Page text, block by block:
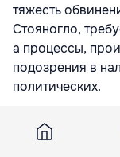
тяжесть
Стояногло,
а процессы,
подозрения в
политических.
качественным и